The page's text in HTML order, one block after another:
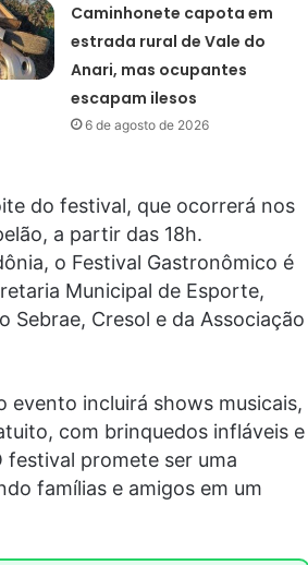
Caminhonete capota em
estrada rural de Vale do
Anari, mas ocupantes
escapam ilesos
6 de agosto de 2026
do festival, que ocorrerá nos
a partir das 18h.
o Festival Gastronômico é
Municipal de Esporte,
Sebrae, Cresol e da Associação
incluirá shows musicais,
com brinquedos infláveis e
festival promete ser uma
famílias e amigos em um